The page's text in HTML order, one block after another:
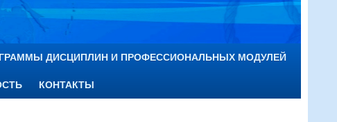
ДИСЦИПЛИН И ПРОФЕССИОНАЛЬНЫХ МОДУЛЕЙ
КОНТАКТЫ